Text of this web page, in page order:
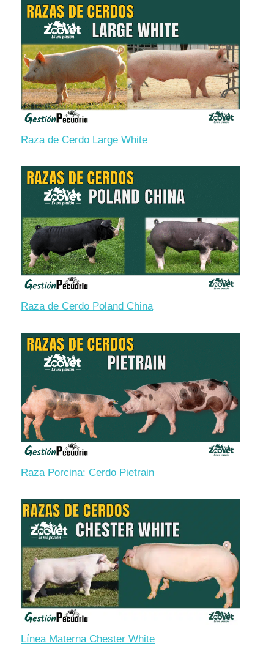
Raza de Cerdo Large White
Raza de Cerdo Poland China
Raza Porcina: Cerdo Pietrain
Línea Materna Chester White